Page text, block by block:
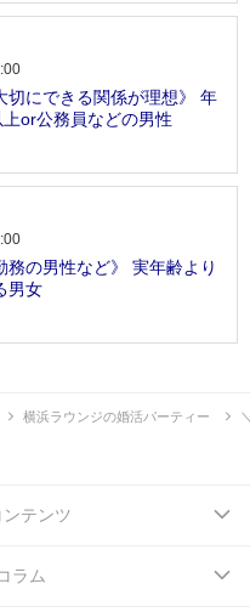
切にできる関係が理想》 年
or公務員などの男性
務の男性など》 実年齢より
男女
横浜ラウンジの婚活パーティー
テンツ
ラム